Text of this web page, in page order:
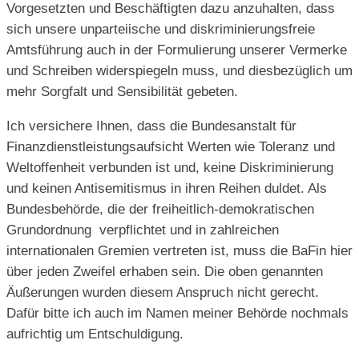
Vorgesetzten und Be­schäftigten dazu anzuhalten, dass
sich unsere unparteiische und diskrimi­nierungsfreie
Amtsführung auch in der Formulierung unserer Vermerke
und Schreiben widerspiegeln muss, und diesbezüglich um
mehr Sorgfalt und Sensibilität gebeten.
Ich versichere Ihnen, dass die Bundesanstalt für
Finanzdienstleistungsauf­sicht Werten wie Toleranz und
Weltoffenheit verbunden ist und, keine Dis­kriminierung
und keinen Antisemitismus in ihren Reihen duldet. Als
Bundes­behörde, die der freiheitlich-demokratischen
Grundordnung verpflichtet und in zahlreichen
internationalen Gremien vertreten ist, muss die BaFin hier
über jeden Zweifel erhaben sein. Die oben genannten
Äußerungen wurden diesem Anspruch nicht gerecht.
Dafür bitte ich auch im Namen meiner Behörde nochmals
aufrichtig um Entschuldigung.